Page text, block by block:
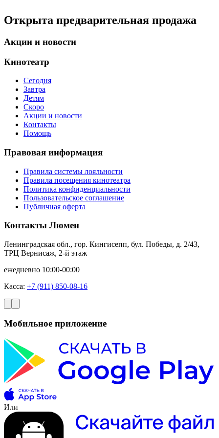
Открыта предварительная продажа
Акции и новости
Кинотеатр
Сегодня
Завтра
Детям
Скоро
Акции и новости
Контакты
Помощь
Правовая информация
Правила системы лояльности
Правила посещения кинотеатра
Политика конфиденциальности
Пользовательское соглашение
Публичная оферта
Контакты Люмен
Ленинградская обл., гор. Кингисепп, бул. Победы, д. 2/43,
ТРЦ Вернисаж, 2-й этаж
ежедневно 10:00-00:00
Касса: +7 (911) 850-08-16
Мобильное приложение
Или